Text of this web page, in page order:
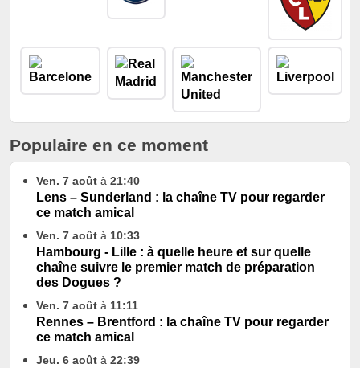
Populaire en ce moment
Ven. 7 août à 21:40
Lens – Sunderland : la chaîne TV pour regarder
ce match amical
Ven. 7 août à 10:33
Hambourg - Lille : à quelle heure et sur quelle
chaîne suivre le premier match de préparation
des Dogues ?
Ven. 7 août à 11:11
Rennes – Brentford : la chaîne TV pour regarder
ce match amical
Jeu. 6 août à 22:39